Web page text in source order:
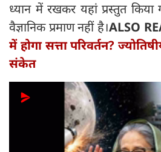
ध्यान में रखकर यहां प्रस्तुत
वैज्ञानिक प्रमाण नहीं है।ALSO
में होगा सत्ता परिवर्तन?
संकेत